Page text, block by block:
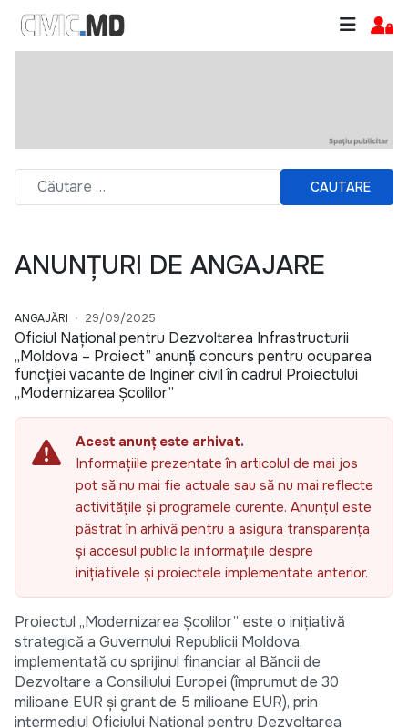
CAUTARE
ANUNȚURI DE ANGAJARE
ANGAJĂRI 29/09/2025
Oficiul Național pentru Dezvoltarea Infrastructurii
„Moldova – Proiect” anunță concurs pentru ocuparea
funcției vacante de Inginer civil în cadrul Proiectului
„Modernizarea Școlilor”
Acest anunț este arhivat.
Informațiile prezentate în articolul de mai jos
pot să nu mai fie actuale sau să nu mai reflecte
activitățile și programele curente. Anunțul este
păstrat în arhivă pentru a asigura transparența
și accesul public la informațiile despre
inițiativele și proiectele implementate anterior.
Proiectul „Modernizarea Școlilor” este o inițiativă
strategică a Guvernului Republicii Moldova,
implementată cu sprijinul financiar al Băncii de
Dezvoltare a Consiliului Europei (împrumut de 30
milioane EUR și grant de 5 milioane EUR), prin
intermediul Oficiului Național pentru Dezvoltarea